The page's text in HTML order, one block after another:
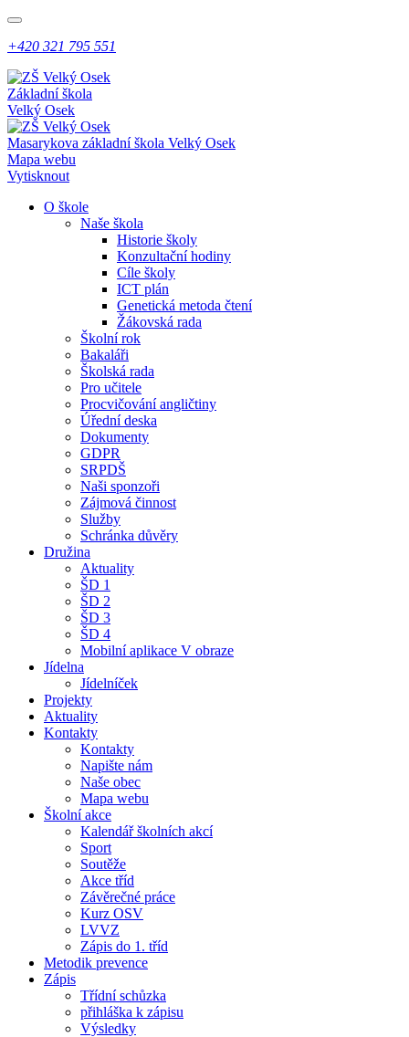
+420 321 795 551
Základní škola
Velký Osek
Masarykova základní škola Velký Osek
Mapa webu
Vytisknout
O škole
Naše škola
Historie školy
Konzultační hodiny
Cíle školy
ICT plán
Genetická metoda čtení
Žákovská rada
Školní rok
Bakaláři
Školská rada
Pro učitele
Procvičování angličtiny
Úřední deska
Dokumenty
GDPR
SRPDŠ
Naši sponzoři
Zájmová činnost
Služby
Schránka důvěry
Družina
Aktuality
ŠD 1
ŠD 2
ŠD 3
ŠD 4
Mobilní aplikace V obraze
Jídelna
Jídelníček
Projekty
Aktuality
Kontakty
Kontakty
Napište nám
Naše obec
Mapa webu
Školní akce
Kalendář školních akcí
Sport
Soutěže
Akce tříd
Závěrečné práce
Kurz OSV
LVVZ
Zápis do 1. tříd
Metodik prevence
Zápis
Třídní schůzka
přihláška k zápisu
Výsledky